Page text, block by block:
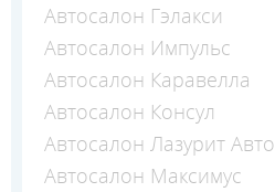
Автосалон Гэлакси
Автосалон Импульс
Автосалон Каравелла
Автосалон Консул
Автосалон Лазурит Авто
Автосалон Максимус